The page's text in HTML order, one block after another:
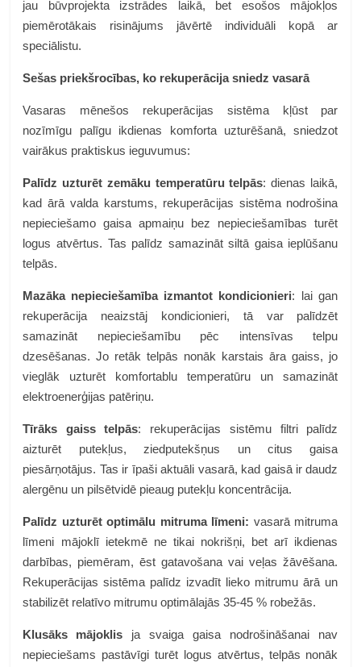
jau būvprojekta izstrādes laikā, bet esošos mājokļos
piemērotākais risinājums jāvērtē individuāli kopā ar
speciālistu.
Sešas priekšrocības, ko rekuperācija sniedz vasarā
Vasaras mēnešos rekuperācijas sistēma kļūst par
nozīmīgu palīgu ikdienas komforta uzturēšanā, sniedzot
vairākus praktiskus ieguvumus:
Palīdz uzturēt zemāku temperatūru telpās: dienas laikā,
kad ārā valda karstums, rekuperācijas sistēma nodrošina
nepieciešamo gaisa apmaiņu bez nepieciešamības turēt
logus atvērtus. Tas palīdz samazināt siltā gaisa ieplūšanu
telpās.
Mazāka nepieciešamība izmantot kondicionieri: lai gan
rekuperācija neaizstāj kondicionieri, tā var palīdzēt
samazināt nepieciešamību pēc intensīvas telpu
dzesēšanas. Jo retāk telpās nonāk karstais āra gaiss, jo
vieglāk uzturēt komfortablu temperatūru un samazināt
elektroenerģijas patēriņu.
Tīrāks gaiss telpās: rekuperācijas sistēmu filtri palīdz
aizturēt putekļus, ziedputekšņus un citus gaisa
piesārņotājus. Tas ir īpaši aktuāli vasarā, kad gaisā ir daudz
alergēnu un pilsētvidē pieaug putekļu koncentrācija.
Palīdz uzturēt optimālu mitruma līmeni: vasarā mitruma
līmeni mājoklī ietekmē ne tikai nokrišņi, bet arī ikdienas
darbības, piemēram, ēst gatavošana vai veļas žāvēšana.
Rekuperācijas sistēma palīdz izvadīt lieko mitrumu ārā un
stabilizēt relatīvo mitrumu optimālajās 35-45 % robežās.
Klusāks mājoklis ja svaiga gaisa nodrošināšanai nav
nepieciešams pastāvīgi turēt logus atvērtus, telpās nonāk